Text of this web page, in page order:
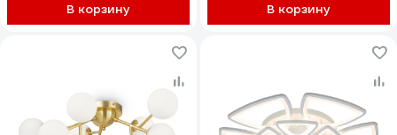
В корзину В корзину